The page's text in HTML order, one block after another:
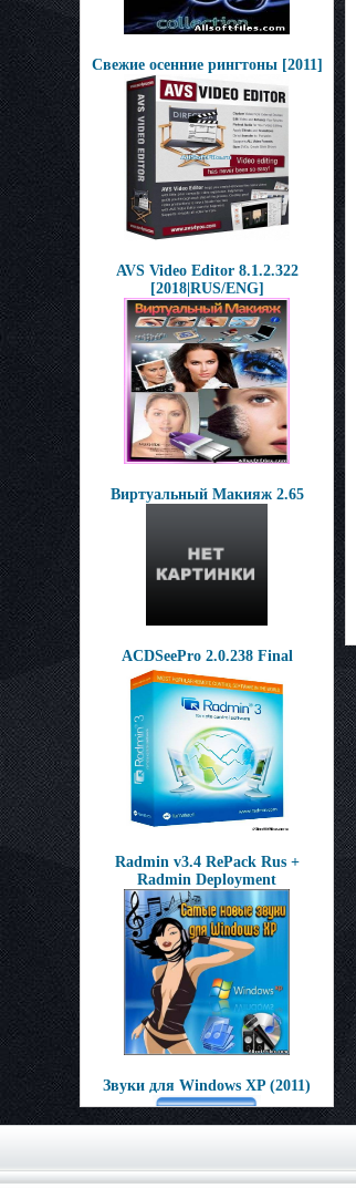
Свежие осенние рингтоны [2011]
AVS Video Editor 8.1.2.322
[2018|RUS/ENG]
Виртуальный Макияж 2.65
ACDSeePro 2.0.238 Final
Radmin v3.4 RePack Rus +
Radmin Deployment
Звуки для Windows XP (2011)